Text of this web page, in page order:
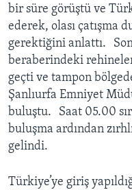
bir süre görüştü ve
ederek, olası çatışma
gerektiğini anlattı.
beraberindeki
geçti ve tampon
Şanlıurfa Emniyet
buluştu. Saat 05.00
buluşma ardından
gelindi.
Türkiye’ye giriş